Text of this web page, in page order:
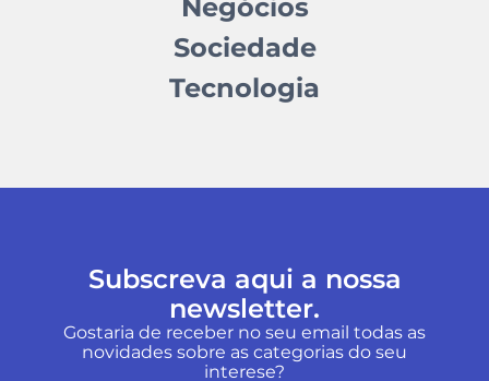
Negócios
Sociedade
Tecnologia
Subscreva aqui a nossa
newsletter.
Gostaria de receber no seu email todas as
novidades sobre as categorias do seu
interese?